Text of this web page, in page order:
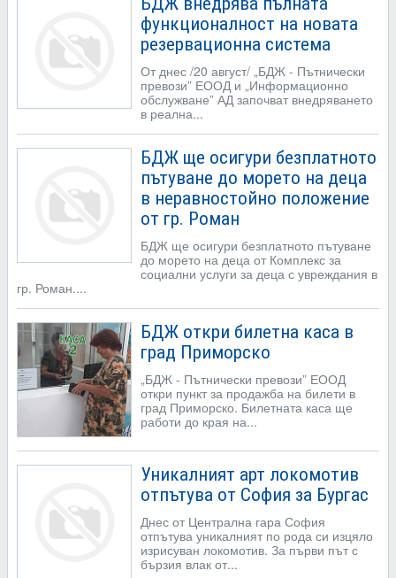
функционалност на новата
резервационна система
От днес /20 август/ „БДЖ - Пътнически
превози” ЕООД и „Информационно
обслужване” АД започват внедряването
в реална...
БДЖ ще осигури безплатното
пътуване до морето на деца
в неравностойно положение
от гр. Роман
БДЖ ще осигури безплатното пътуване
до морето на деца от Комплекс за
социални услуги за деца с увреждания в
гр. Роман....
БДЖ откри билетна каса в
град Приморско
„БДЖ - Пътнически превози” ЕООД
откри пункт за продажба на билети в
град Приморско. Билетната каса ще
работи до края на...
Уникалният арт локомотив
отпътува от София за Бургас
Днес от Централна гара София
отпътува уникалният по рода си изцяло
изрисуван локомотив. За първи път с
бързия влак от...